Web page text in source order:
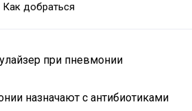
Как добраться
при пневмонии
назначают с антибиотиками